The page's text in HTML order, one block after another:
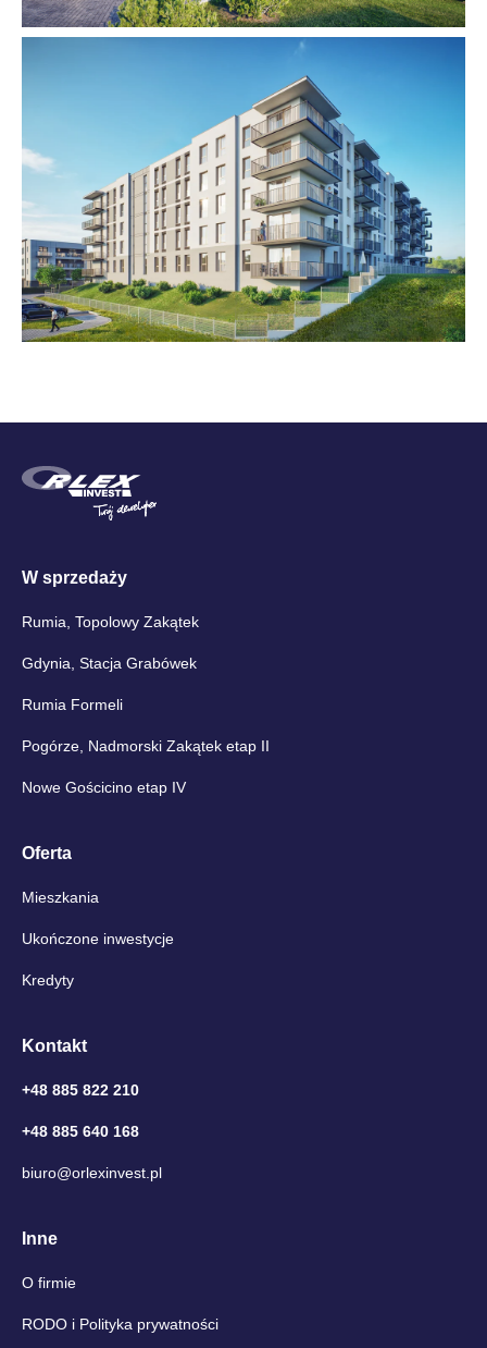
W sprzedaży
Rumia, Topolowy Zakątek
Gdynia, Stacja Grabówek
Rumia Formeli
Pogórze, Nadmorski Zakątek etap II
Nowe Gościcino etap IV
Oferta
Mieszkania
Ukończone inwestycje
Kredyty
Kontakt
+48 885 822 210
+48 885 640 168
biuro@orlexinvest.pl
Inne
O firmie
RODO i Polityka prywatności